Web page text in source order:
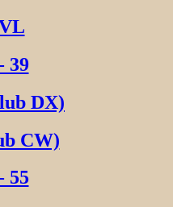
39
DX)
CW)
55